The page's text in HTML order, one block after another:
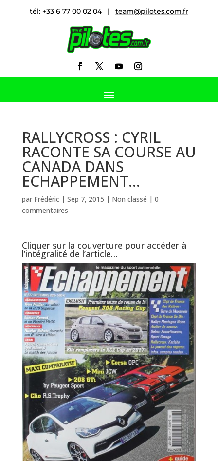
tél: +33 6 77 00 02 04 | team@pilotes.com.fr
RALLYCROSS : CYRIL
RACONTE SA COURSE AU
CANADA DANS
ECHAPPEMENT…
par Frédéric| Sep 7, 2015 | Non classé | 0
commentaires
Cliquer sur la couverture pour accéder à
l’intégralité de l’article…